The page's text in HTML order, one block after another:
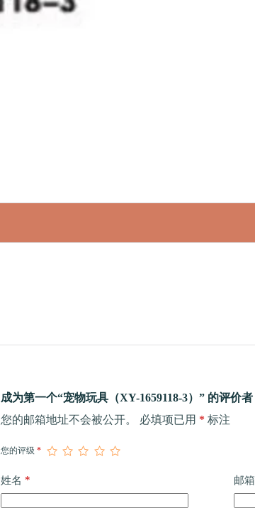
成为第一个“宠物玩具（XY-1659118-3）” 的评价者
您的邮箱地址不会被公开。
必填项已用 * 标注
您的评级 *
姓名 * 邮箱